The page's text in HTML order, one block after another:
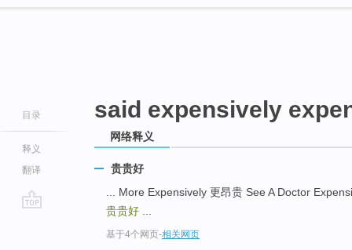
目录
释义
翻译
said expensively
网络释义
贵贵好
... More Expensively 更昂贵 See A Doctor
贵贵好
基于4个网页-相关网页